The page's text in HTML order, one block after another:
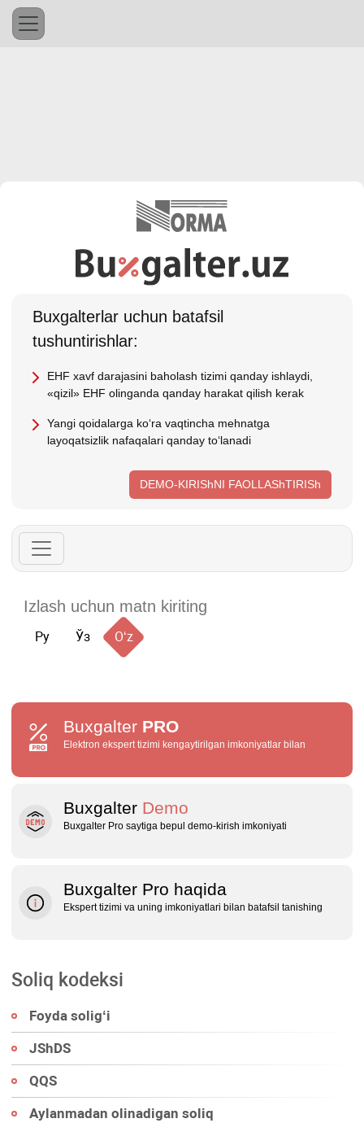
Buхgalterlar uchun batafsil
tushuntirishlar:
EHF хavf darajasini baholash tizimi qanday ishlaydi,
«qizil» EHF olinganda qanday harakat qilish kerak
Yangi qoidalarga koʻra vaqtincha mehnatga
layoqatsizlik nafaqalari qanday toʻlanadi
DEMO-KIRIShNI FAOLLAShTIRISh
Ру Ўз Oʻz
Buxgalter PRO
Elektron ekspert tizimi kengaytirilgan imkoniyatlar bilan
Buxgalter Demo
Buxgalter Pro saytiga bepul demo‑kirish imkoniyati
Buxgalter Pro haqida
Ekspert tizimi va uning imkoniyatlari bilan batafsil tanishing
Soliq kodeksi
Foyda soligʻi
JShDS
QQS
Aylanmadan olinadigan soliq